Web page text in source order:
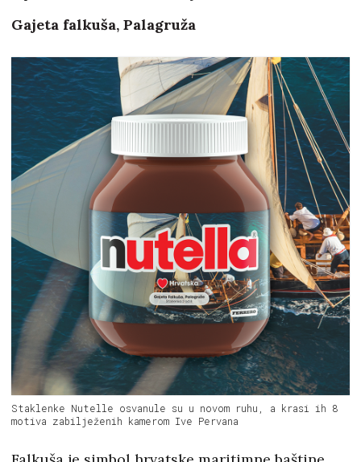
Gajeta falkuša, Palagruža
Staklenke Nutelle osvanule su u novom ruhu, a krasi ih 8
motiva zabilježenih kamerom Ive Pervana